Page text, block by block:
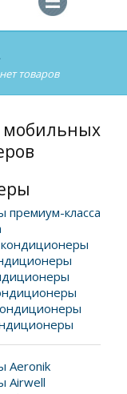
товаров
премиум-класса
Aeronik
Airwell